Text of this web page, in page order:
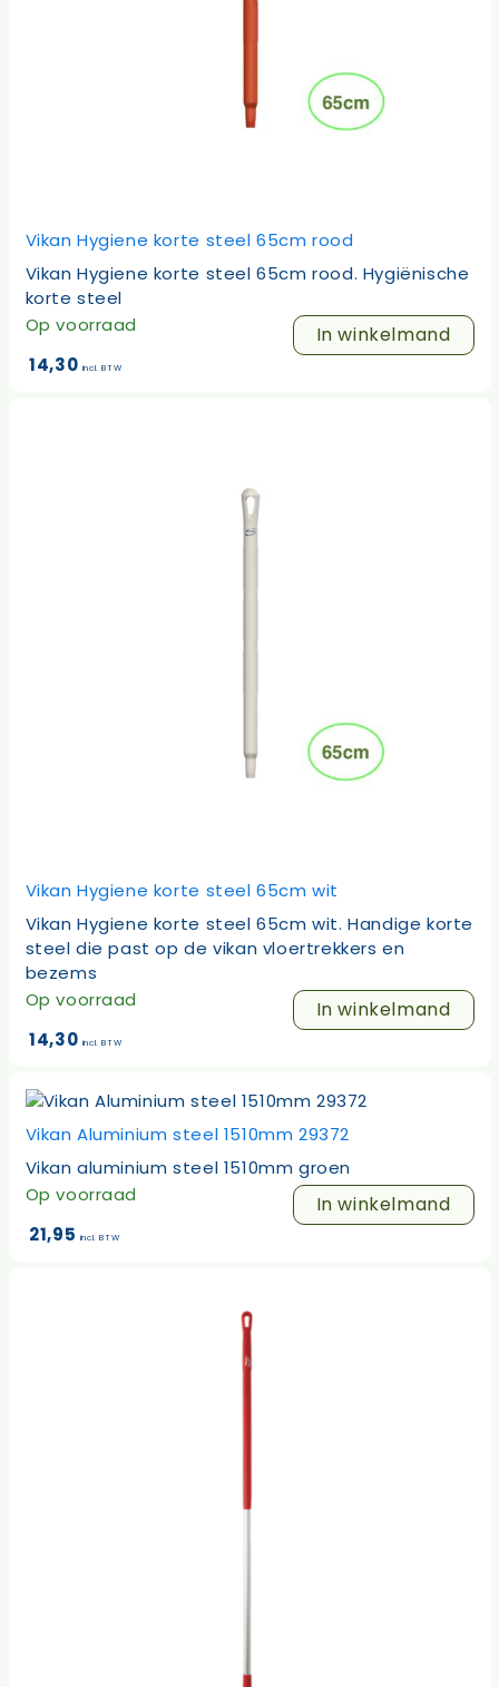
Vikan Hygiene korte steel 65cm rood
Vikan Hygiene korte steel 65cm rood. Hygiënische
korte steel
Op voorraad
In winkelmand
14,30 incl. BTW
Vikan Hygiene korte steel 65cm wit
Vikan Hygiene korte steel 65cm wit. Handige korte
steel die past op de vikan vloertrekkers en
bezems
Op voorraad
In winkelmand
14,30 incl. BTW
Vikan Aluminium steel 1510mm 29372
Vikan aluminium steel 1510mm groen
Op voorraad
In winkelmand
21,95 incl. BTW